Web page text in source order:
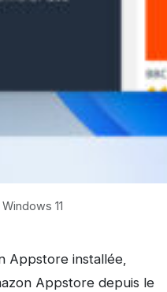
11
Appstore installée,
Appstore depuis le